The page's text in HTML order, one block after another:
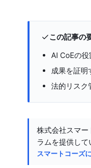
この記事の
AI CoEの
成果を証明
法的リスク
株式会社スマ
ラムを提供して
スマートコーズ